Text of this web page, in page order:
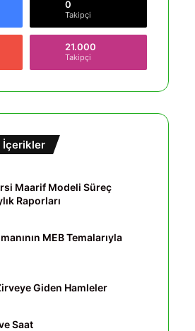
0
Takipçi
21.000
Takipçi
İçerikler
Maarif Modeli Süreç
Raporları
MEB Temalarıyla
Giden Hamleler
Saat